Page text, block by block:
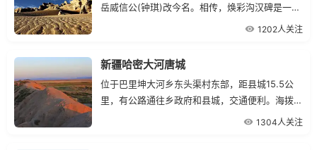
岳威信公(钟琪)改今名。相传，焕彩沟汉碑是一天
然巨石，四方体，底大上略小，远视像一口棺材，
1202人关注
新疆哈密大河唐城
位于巴里坤大河乡东头渠村东部，距县城15.5公
里，有公路通往乡政府和县城，交通便利。海拨
1644米，是哈密地区规模最大、保存最完好的一
1304人关注